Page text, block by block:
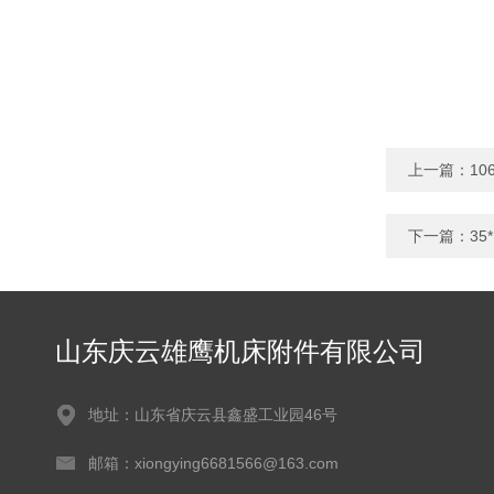
上一篇：
下一篇：
山东庆云雄鹰机床附件有限公司
地址：山东省庆云县鑫盛工业园46号
邮箱：xiongying6681566@163.com